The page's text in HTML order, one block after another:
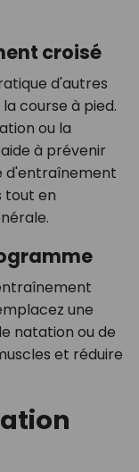
croisé
d'autres
course à pied.
ou la
à prévenir
d'entraînement
tout en
une
natation ou de
et réduire